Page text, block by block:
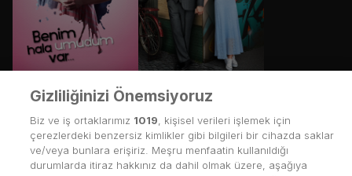
Gizliliğinizi Önemsiyoruz
Biz ve iş ortaklarımız 1019 , kişisel verileri işlemek için
çerezlerdeki benzersiz kimlikler gibi bilgileri bir cihazda saklar
ve/veya bunlara erişiriz. Meşru menfaatin kullanıldığı
durumlarda itiraz hakkınız da dahil olmak üzere, aşağıya